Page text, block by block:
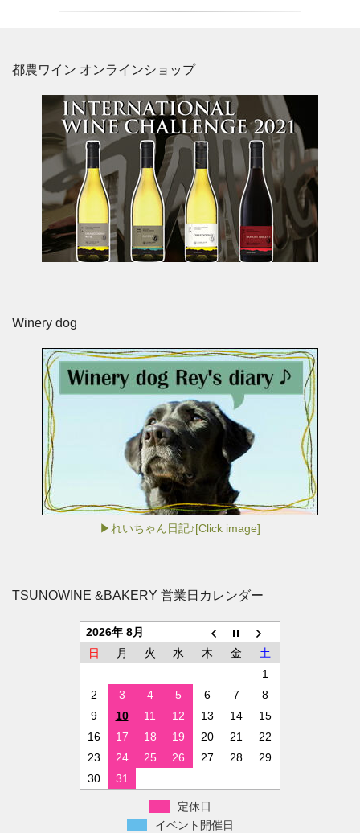
都農ワイン オンラインショップ
Winery dog
▶れいちゃん日記♪[Click image]
TSUNOWINE &BAKERY 営業日カレンダー
2026年 8月
日
月 火 水 木 金
土
1
2
3 4 5 6 7
8
9
10 11 12 13 14
15
16
17 18 19 20 21
22
23
24 25 26 27 28
29
30
31
定休日
イベント開催日